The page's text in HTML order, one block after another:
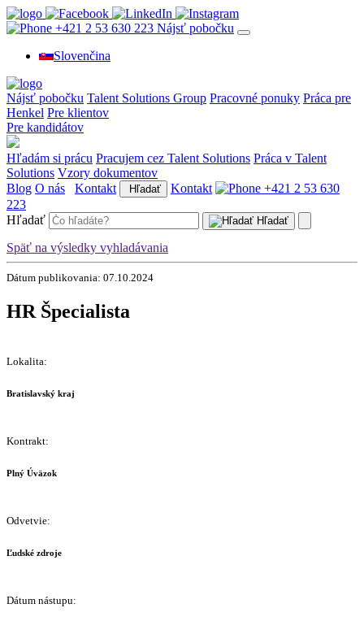
+421 2 53 630 223 Nájsť pobočku
Slovenčina
Nájsť pobočku Talent Solutions Group Pracovné ponuky Práca pre
Henkel Pre klientov
Pre kandidátov
Hľadám si prácu Pracujem cez Talent Solutions Práca v Talent
Solutions Vzory dokumentov
Blog O nás Kontakt Hľadať Kontakt
+421 2 53 630
223
Hľadať
Hľadať
Späť na výsledky vyhladávania
Dátum publikovania: 07.10.2024
HR Špecialista
Lokalita:
Bratislavský kraj
Kontrakt:
Plný Úväzok
Odvetvie:
Ľudské zdroje
Dátum nástupu: